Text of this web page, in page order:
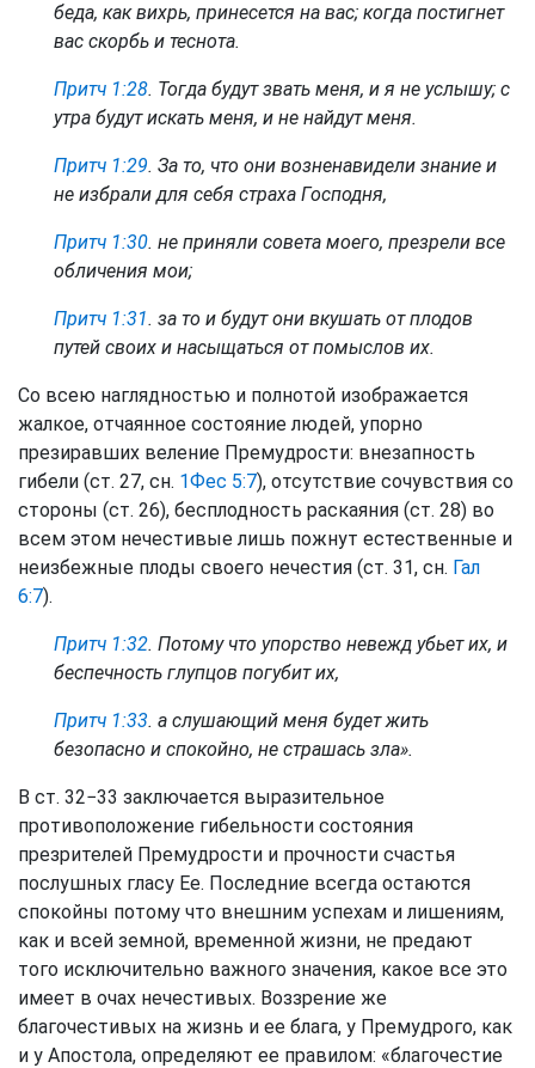
беда, как вихрь, принесется на вас; когда постигнет
вас скорбь и теснота.
Притч 1:28. Тогда будут звать меня, и я не услышу; с
утра будут искать меня, и не найдут меня.
Притч 1:29. За то, что они возненавидели знание и
не избралидля себя страха Господня,
Притч 1:30. не приняли совета моего, презрели все
обличения мои;
Притч 1:31. за то и будут они вкушать от плодов
путей своих и насыщаться от помыслов их.
Со всею наглядностью и полнотой изображается
жалкое, отчаянное состояние людей, упорно
презиравших веление Премудрости: внезапность
гибели (ст. 27, сн. 1Фес 5:7), отсутствие сочувствия со
стороны (ст. 26), бесплодность раскаяния (ст. 28) во
всем этом нечестивые лишь пожнут естественные и
неизбежные плоды своего нечестия (ст. 31, сн. Гал
6:7).
Притч 1:32. Потому что упорство невежд убьет их, и
беспечность глупцов погубит их,
Притч 1:33. а слушающий меня будет жить
безопасно и спокойно, не страшась зла».
В ст. 32−33 заключается выразительное
противоположение гибельности состояния
презрителей Премудрости и прочности счастья
послушных гласу Ее. Последние всегда остаются
спокойны потому что внешним успехам и лишениям,
как и всей земной, временной жизни, не предают
того исключительно важного значения, какое все это
имеет в очах нечестивых. Воззрение же
благочестивых на жизнь и ее блага, у Премудрого, как
и у Апостола, определяют ее правилом: «благочестие